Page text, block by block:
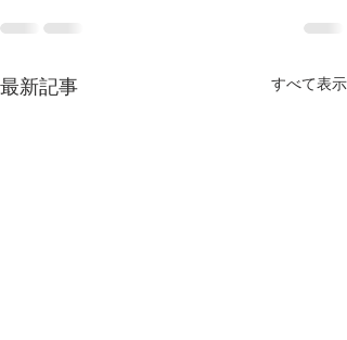
最新記事 すべて表示